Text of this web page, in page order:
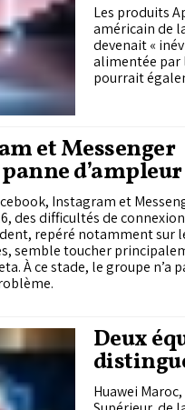
Les produits
américain de
devenait «
alimentée par
pourrait
et Messenger
d’ampleur
Instagram et
des difficultés de
repéré notamment sur
semble toucher
À ce stade, le groupe n’a
Deux
Huawei